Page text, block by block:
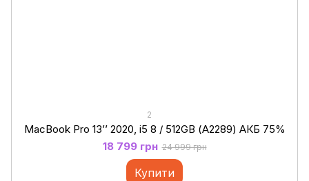
2
MacBook Pro 13’’ 2020, i5 8 / 512GB (А2289) АКБ 75%
18 799 грн 24 999 грн
Купити